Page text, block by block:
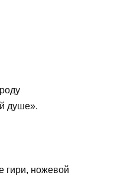
душе».
гири, ножевой